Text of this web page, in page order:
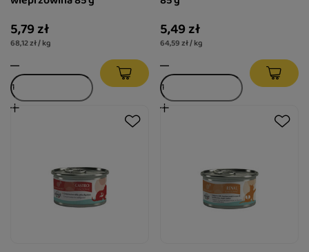
5,79 zł
68,12 zł / kg
5,49 zł
64,59 zł / kg